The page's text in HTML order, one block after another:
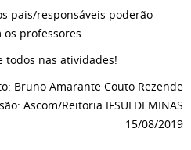
pais/responsáveis poderão
professores.
todos nas atividades!
Bruno Amarante Couto Rezende
Ascom/Reitoria IFSULDEMINAS
15/08/2019